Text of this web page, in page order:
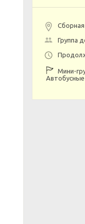
Сборная
Группа
Мини-
Автобусные